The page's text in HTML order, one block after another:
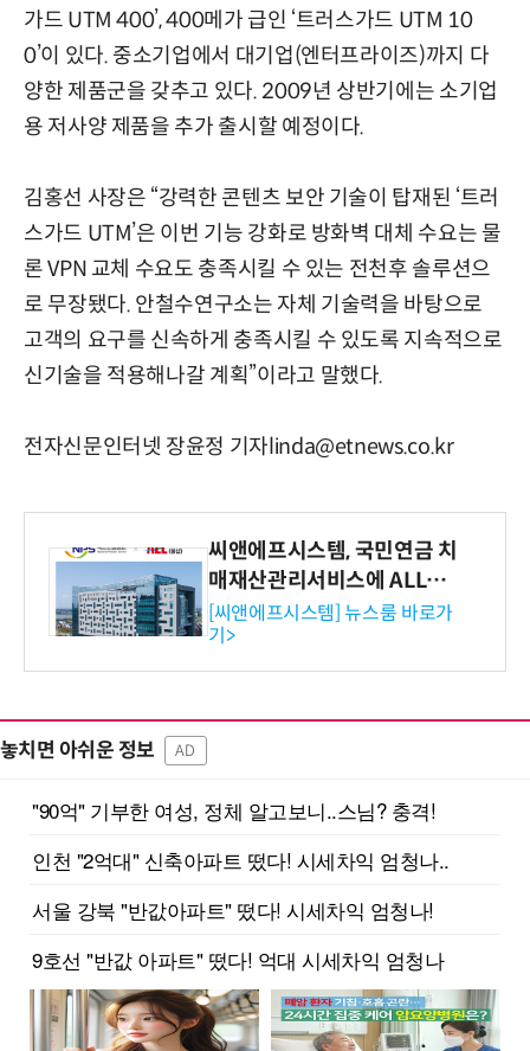
가드 UTM 400’, 400메가 급인 ‘트러스가드 UTM 10
0’이 있다. 중소기업에서 대기업(엔터프라이즈)까지 다
양한 제품군을 갖추고 있다. 2009년 상반기에는 소기업
용 저사양 제품을 추가 출시할 예정이다.
김홍선 사장은 “강력한 콘텐츠 보안 기술이 탑재된 ‘트러
스가드 UTM’은 이번 기능 강화로 방화벽 대체 수요는 물
론 VPN 교체 수요도 충족시킬 수 있는 전천후 솔루션으
로 무장됐다. 안철수연구소는 자체 기술력을 바탕으로
고객의 요구를 신속하게 충족시킬 수 있도록 지속적으로
신기술을 적용해나갈 계획”이라고 말했다.
전자신문인터넷 장윤정 기자linda@etnews.co.kr
씨앤에프시스템, 국민연금 치
매재산관리서비스에 ALL# E
RP 공급
[씨앤에프시스템] 뉴스룸 바로가
기>
놓치면 아쉬운 정보 AD